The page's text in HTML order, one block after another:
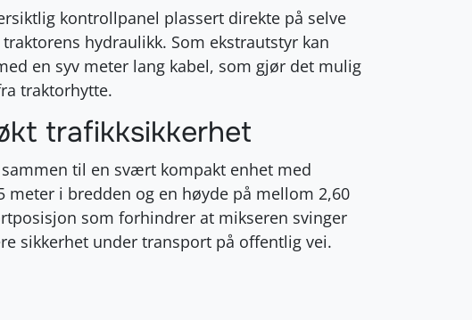
kontrollpanel plassert direkte på selve
hydraulikk. Som ekstrautstyr kan
en syv meter lang kabel, som gjør det mulig
traktorhytte.
trafikksikkerhet
til en svært kompakt enhet med
i bredden og en høyde på mellom 2,60
som forhindrer at mikseren svinger
sikkerhet under transport på offentlig vei.